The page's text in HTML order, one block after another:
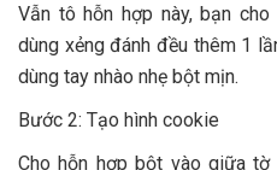
Vẫn tô hỗn hợp này, bạn
dùng xẻng đánh đều thêm 1
dùng tay nhào nhẹ bột mịn.
Bước 2: Tạo hình cookie
Cho hỗn hợp bột vào giữa